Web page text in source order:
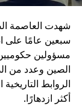
المسلحة
ويأتي هذا
الجيش الصيني في
وفي المقابل،
إلى تعزيز
شهدت العاصمة
سبعين عامًا على
مسؤولين
الصين وعدد من
الروابط
أكثر ازدهارًا.